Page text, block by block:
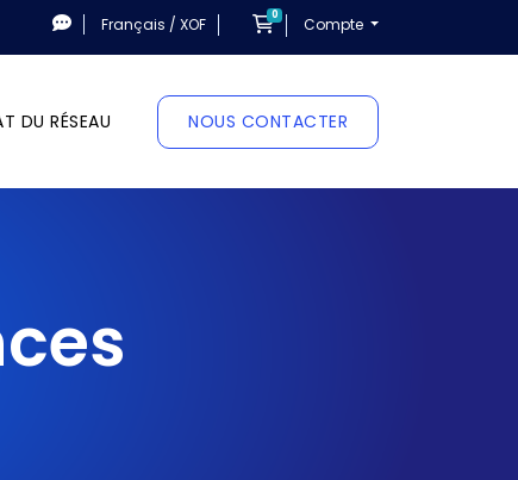
Français / XOF 0PanierCompte
DU RÉSEAU NOUS CONTACTER